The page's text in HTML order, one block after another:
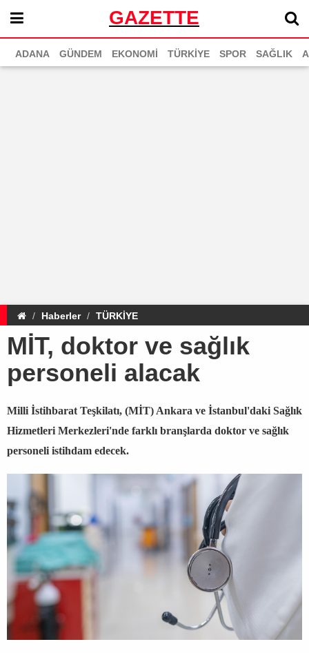
GAZETTE
ADANA GÜNDEM EKONOMİ TÜRKİYE SPOR SAĞLIK
Haberler TÜRKİYE
MİT, doktor ve sağlık
personeli alacak
Milli İstihbarat Teşkilatı, (MİT) Ankara ve İstanbul'daki Sağlık
Hizmetleri Merkezleri'nde farklı branşlarda doktor ve sağlık
personeli istihdam edecek.